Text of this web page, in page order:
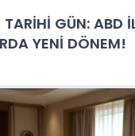
GÜN: ABD
YENİ DÖNEM!